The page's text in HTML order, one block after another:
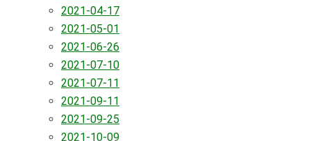
2021-04-17
2021-05-01
2021-06-26
2021-07-10
2021-07-11
2021-09-11
2021-09-25
2021-10-09